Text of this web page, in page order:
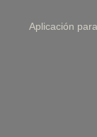
Aplicación